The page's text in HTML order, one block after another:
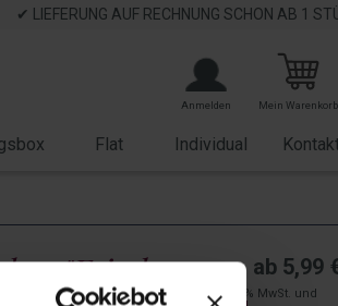
✔ LIEFERUNG AUF RECHNUNG SCHON AB 1
Anmelden Mein Warenkorb
Flat Individual
"Frischer
ab 5,99
zzgl. 19% MwSt. und